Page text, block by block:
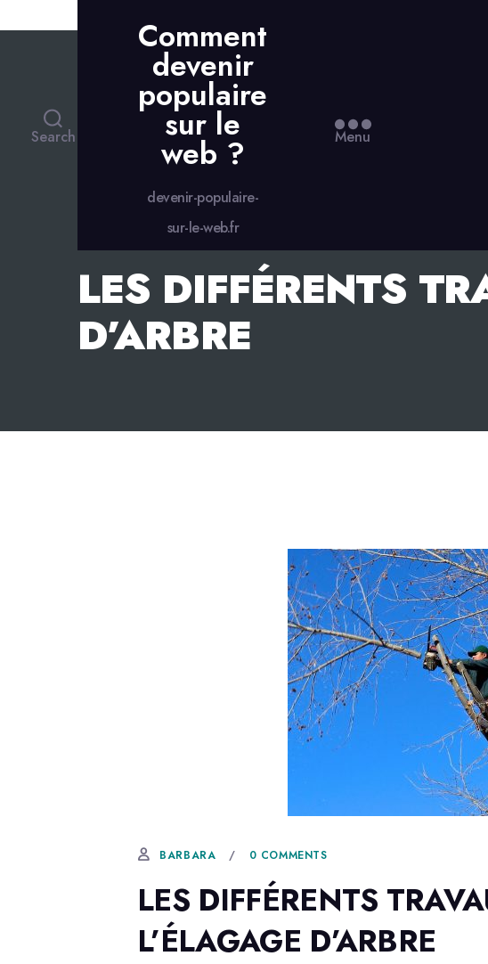
Search
Comment
devenir
populaire
sur le
web ?
devenir-populaire-
sur-le-web.fr
Menu
LES DIFFÉRENTS
D’ARBRE
BARBARA 0 COMMENTS
LES DIFFÉRENTS
L’ÉLAGAGE D’ARBRE